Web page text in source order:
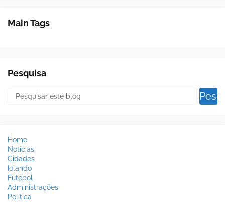
Main Tags
Pesquisa
Home
Notícias
Cidades
Iolando
Futebol
Administrações
Política